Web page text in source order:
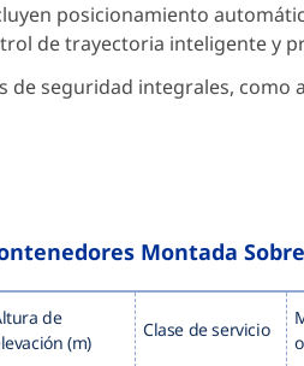
posicionamiento
de trayectoria inteligente y
de seguridad integrales, como
Montada
de
(m)
Clase de servicio